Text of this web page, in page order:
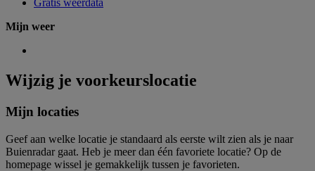
Gratis weerdata
Mijn weer
Wijzig je voorkeurslocatie
Mijn locaties
Geef aan welke locatie je standaard als eerste wilt zien als je naar
Buienradar gaat. Heb je meer dan één favoriete locatie? Op de
homepage wissel je gemakkelijk tussen je favorieten.